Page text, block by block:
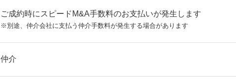
ご成約時にスピードM&A手数料のお支払いが発生します
※別途、仲介会社に支払う仲介手数料が発生する場合があります
仲介